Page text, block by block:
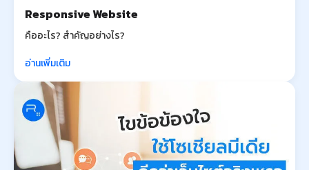
Responsive Website
คืออะไร? สำคัญอย่างไร?
อ่านเพิ่มเติม